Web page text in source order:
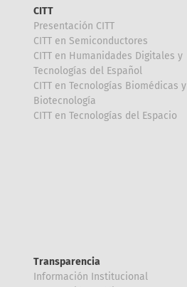
CITT
Presentación CITT
CITT en Semiconductores
CITT en Humanidades Digitales y
Tecnologías del Español
CITT en Tecnologías Biomédicas y
Biotecnología
CITT en Tecnologías del Espacio
Transparencia
Información Institucional